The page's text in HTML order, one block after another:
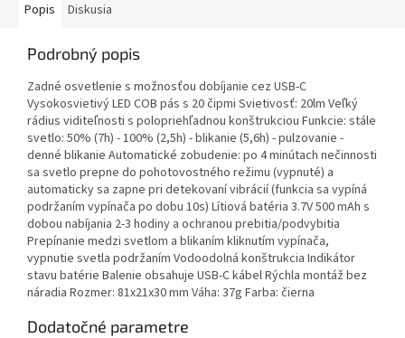
Popis Diskusia
Podrobný popis
Zadné osvetlenie s možnosťou dobíjanie cez USB-C
Vysokosvietivý LED COB pás s 20 čipmi Svietivosť: 20lm Veľký
rádius viditeľnosti s polopriehľadnou konštrukciou Funkcie: stále
svetlo: 50% (7h) - 100% (2,5h) - blikanie (5,6h) - pulzovanie -
denné blikanie Automatické zobudenie: po 4 minútach nečinnosti
sa svetlo prepne do pohotovostného režimu (vypnuté) a
automaticky sa zapne pri detekovaní vibrácií (funkcia sa vypíná
podržaním vypínača po dobu 10s) Lítiová batéria 3.7V 500 mAh s
dobou nabíjania 2-3 hodiny a ochranou prebitia/podvybitia
Prepínanie medzi svetlom a blikaním kliknutím vypínača,
vypnutie svetla podržaním Vodoodolná konštrukcia Indikátor
stavu batérie Balenie obsahuje USB-C kábel Rýchla montáž bez
náradia Rozmer: 81x21x30 mm Váha: 37g Farba: čierna
Dodatočné parametre